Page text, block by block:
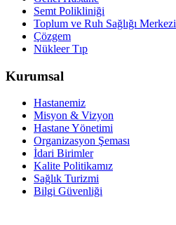
Semt Polikliniği
Toplum ve Ruh Sağlığı Merkezi
Çözgem
Nükleer Tıp
Kurumsal
Hastanemiz
Misyon & Vizyon
Hastane Yönetimi
Organizasyon Şeması
İdari Birimler
Kalite Politikamız
Sağlık Turizmi
Bilgi Güvenliği